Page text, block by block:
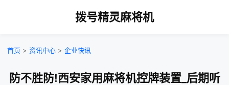
拨号精灵麻将机
首页 > 资讯中心 > 企业快讯
防不胜防!西安家用麻将机控牌装置_后期听